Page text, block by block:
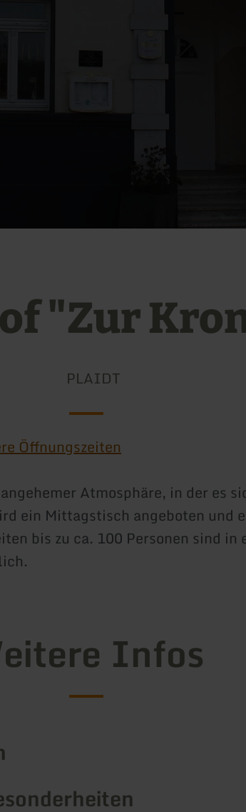
"Zur
PLAIDT
Öffnungszeiten
Atmosphäre, in der es
ein Mittagstisch angeboten und
bis zu ca. 100 Personen sind in
Infos